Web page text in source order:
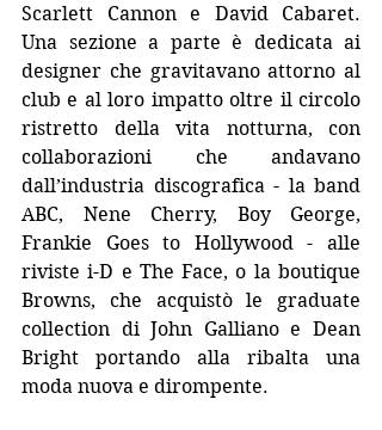
Scarlett Cannon e David Cabaret.
Una sezione a parte è dedicata ai
designer che gravitavano attorno al
club e al loro impatto oltre il circolo
ristretto della vita notturna, con
collaborazioni che andavano
dall’industria discografica - la band
ABC, Nene Cherry, Boy George,
Frankie Goes to Hollywood - alle
riviste i-D e The Face, o la boutique
Browns, che acquistò le graduate
collection di John Galliano e Dean
Bright portando alla ribalta una
moda nuova e dirompente.